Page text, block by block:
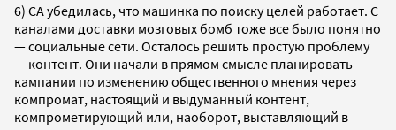
6) CA убедилась, что машинка по поиску целей работает. С
каналами доставки мозговых бомб тоже все было понятно
— социальные сети. Осталось решить простую проблему
— контент. Они начали в прямом смысле планировать
кампании по изменению общественного мнения через
компромат, настоящий и выдуманный контент,
компрометирующий или, наоборот, выставляющий в